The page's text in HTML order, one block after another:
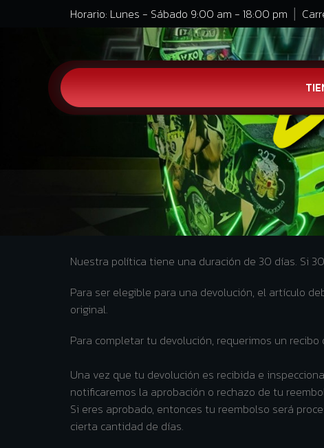
Horario: Lunes - Sábado 9:00 am - 18:00 pm
Nuestra política tiene una duración de 30 días. Si
Para ser elegible para una devolución, el artículo
original.
Para completar tu devolución, requerimos un recibo
Una vez que tu devolución es recibida e
notificaremos la aprobación o rechazo de tu
Si eres aprobado, entonces tu reembolso será
cierta cantidad de días.